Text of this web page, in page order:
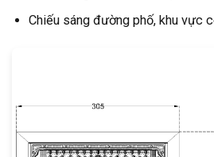
Chiếu sáng đường phố, khu vực